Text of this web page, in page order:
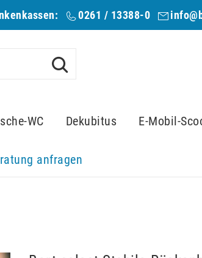
0261 / 13388-0
WC Dekubitus E-Mobil-
anfragen